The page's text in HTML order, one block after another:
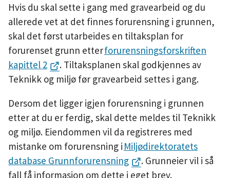
Hvis du skal sette i gang med gravearbeid og du
allerede vet at det finnes forurensning i grunnen,
skal det først utarbeides en tiltaksplan for
forurenset grunn etterforurensningsforskriften
kapittel 2
. Tiltaksplanen skal godkjennes av
Teknikk og miljø før gravearbeid settes i gang.
Dersom det ligger igjen forurensning i grunnen
etter at du er ferdig, skal dette meldes til Teknikk
og miljø. Eiendommen vil da registreres med
mistanke om forurensning i Miljødirektoratets
database Grunnforurensning
. Grunneier vil i så
fall få informasjon om dette i eget brev.